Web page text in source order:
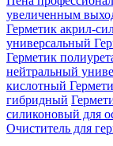
увеличенным
Герметик акрил-
универсальный
Герметик
нейтральный
кислотный
гибридный
силиконовый для
Очиститель для